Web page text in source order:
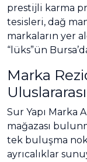
prestijli karma
tesisleri, dağ
markaların yer
“lüks”ün
Marka
Sur Yapı Marka
mağazası
tek buluşma
ayrıcalıklar